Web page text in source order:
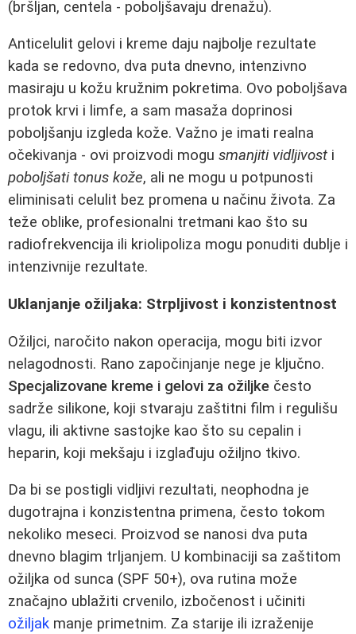
(bršljan, centela - poboljšavaju drenažu).
Anticelulit gelovi i kreme daju najbolje rezultate
kada se redovno, dva puta dnevno, intenzivno
masiraju u kožu kružnim pokretima. Ovo poboljšava
protok krvi i limfe, a sam masaža doprinosi
poboljšanju izgleda kože. Važno je imati realna
očekivanja - ovi proizvodi mogu smanjiti vidljivost i
poboljšati tonus kože, ali ne mogu u potpunosti
eliminisati celulit bez promena u načinu života. Za
teže oblike, profesionalni tretmani kao što su
radiofrekvencija ili kriolipoliza mogu ponuditi dublje i
intenzivnije rezultate.
Uklanjanje ožiljaka: Strpljivost i konzistentnost
Ožiljci, naročito nakon operacija, mogu biti izvor
nelagodnosti. Rano započinjanje nege je ključno.
Specjalizovane kreme i gelovi za ožiljke često
sadrže silikone, koji stvaraju zaštitni film i regulišu
vlagu, ili aktivne sastojke kao što su cepalin i
heparin, koji mekšaju i izglađuju ožiljno tkivo.
Da bi se postigli vidljivi rezultati, neophodna je
dugotrajna i konzistentna primena, često tokom
nekoliko meseci. Proizvod se nanosi dva puta
dnevno blagim trljanjem. U kombinaciji sa zaštitom
ožiljka od sunca (SPF 50+), ova rutina može
značajno ublažiti crvenilo, izbočenost i učiniti
ožiljak manje primetnim. Za starije ili izraženije